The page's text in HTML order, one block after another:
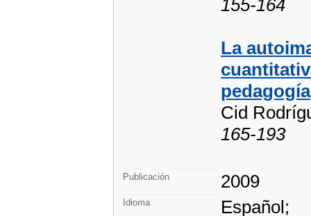
155-164
La
pedagogía
Cid
165-193
Publicación 2009
Idioma Español;